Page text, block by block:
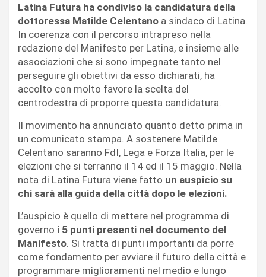
Latina Futura ha condiviso la candidatura della
dottoressa Matilde Celentano a sindaco di Latina.
In coerenza con il percorso intrapreso nella
redazione del Manifesto per Latina, e insieme alle
associazioni che si sono impegnate tanto nel
perseguire gli obiettivi da esso dichiarati, ha
accolto con molto favore la scelta del
centrodestra di proporre questa candidatura.
Il movimento ha annunciato quanto detto prima in
un comunicato stampa. A sostenere Matilde
Celentano saranno FdI, Lega e Forza Italia, per le
elezioni che si terranno il 14 ed il 15 maggio. Nella
nota di Latina Futura viene fatto un auspicio su
chi sarà alla guida della città dopo le elezioni.
L’auspicio è quello di mettere nel programma di
governo i 5 punti presenti nel documento del
Manifesto. Si tratta di punti importanti da porre
come fondamento per avviare il futuro della città e
programmare miglioramenti nel medio e lungo